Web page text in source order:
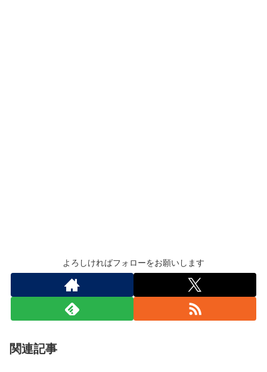
よろしければフォローをお願いします
関連記事